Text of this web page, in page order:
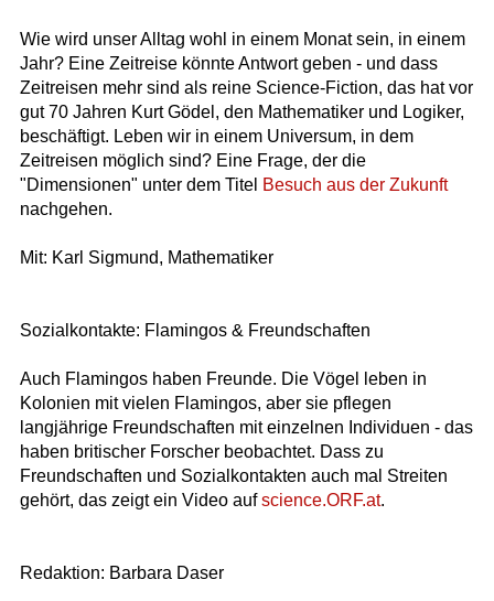
Wie wird unser Alltag wohl in einem Monat sein, in einem
Jahr? Eine Zeitreise könnte Antwort geben - und dass
Zeitreisen mehr sind als reine Science-Fiction, das hat vor
gut 70 Jahren Kurt Gödel, den Mathematiker und Logiker,
beschäftigt. Leben wir in einem Universum, in dem
Zeitreisen möglich sind? Eine Frage, der die
"Dimensionen" unter dem Titel Besuch aus der Zukunft
nachgehen.
Mit: Karl Sigmund, Mathematiker
Sozialkontakte: Flamingos & Freundschaften
Auch Flamingos haben Freunde. Die Vögel leben in
Kolonien mit vielen Flamingos, aber sie pflegen
langjährige Freundschaften mit einzelnen Individuen - das
haben britischer Forscher beobachtet. Dass zu
Freundschaften und Sozialkontakten auch mal Streiten
gehört, das zeigt ein Video aufscience.ORF.at.
Redaktion: Barbara Daser